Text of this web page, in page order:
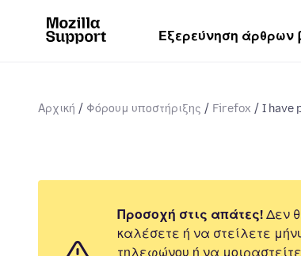
Εξερεύνηση άρθρων
Αρχική Φόρουμ υποστήριξης Firefox I have
Προσοχή στις απάτες! Δεν
καλέσετε ή να στείλετε
τηλεφώνου ή να